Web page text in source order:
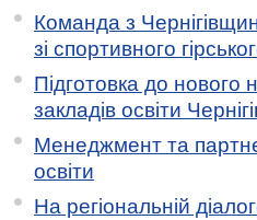
Команда з
зі спортивного
Підготовка до нового
закладів освіти
Менеджмент та
освіти
На регіональній